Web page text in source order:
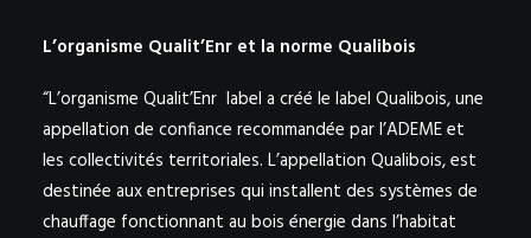
L’organisme Qualit’Enr et la norme Qualibois
“L’organisme Qualit’Enr label a créé le label Qualibois, une
appellation de confiance recommandée par l’ADEME et
les collectivités territoriales. L’appellation Qualibois, est
destinée aux entreprises qui installent des systèmes de
chauffage fonctionnant au bois énergie dans l’habitat